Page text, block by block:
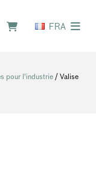
FRA
pour l'industrie / Valise